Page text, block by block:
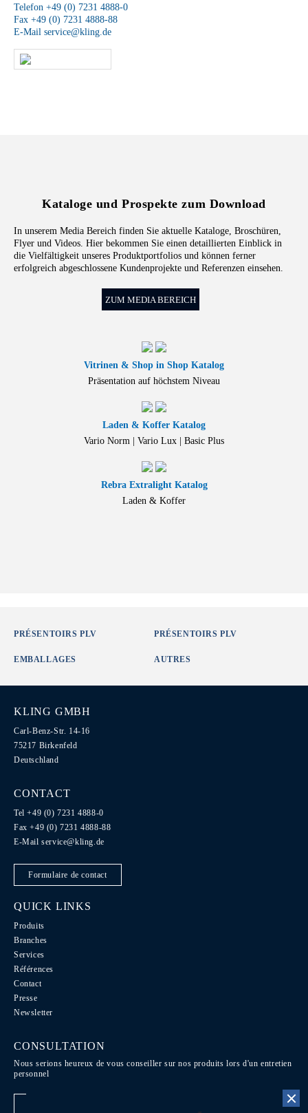
Telefon +49 (0) 7231 4888-0
Fax +49 (0) 7231 4888-88
E-Mail service@kling.de
Kataloge und Prospekte zum Download
In unserem Media Bereich finden Sie aktuelle Kataloge, Broschüren,
Flyer und Videos. Hier bekommen Sie einen detaillierten Einblick in
die Vielfältigkeit unseres Produktportfolios und können ferner
erfolgreich abgeschlossene Kundenprojekte und Referenzen einsehen.
ZUM MEDIA BEREICH
Vitrinen & Shop in Shop Katalog
Präsentation auf höchstem Niveau
Laden & Koffer Katalog
Vario Norm | Vario Lux | Basic Plus
Rebra Extralight Katalog
Laden & Koffer
PRÉSENTOIRS PLV PRÉSENTOIRS PLV
EMBALLAGES AUTRES
KLING GMBH
Carl-Benz-Str. 14-16
75217 Birkenfeld
Deutschland
CONTACT
Tel +49 (0) 7231 4888-0
Fax +49 (0) 7231 4888-88
E-Mailservice@kling.de
Formulaire de contact
QUICK LINKS
Produits
Branches
Services
Références
Contact
Presse
Newsletter
CONSULTATION
Nous serions heureux de vous conseiller sur nos produits lors d'un entretien
personnel